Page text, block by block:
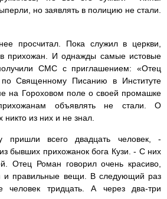
но заявлять в полицию не стали.
просчитал. Пока служил в церкви,
прихожан. И однажды самые истовые
СМС с приглашением: «Отец
Священному Писанию в Институте
на Гороховом поле о своей промашке
объявлять не стали. О
из них и не знал.
всего двадцать человек, -
бывших прихожанок бога Кузи. - С них
Отец Роман говорил очень красиво,
и правильные вещи. В следующий раз
человек тридцать. А через два-три